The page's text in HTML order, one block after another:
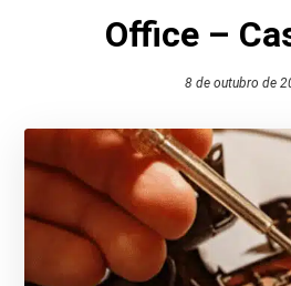
Office –
8 de outubro de